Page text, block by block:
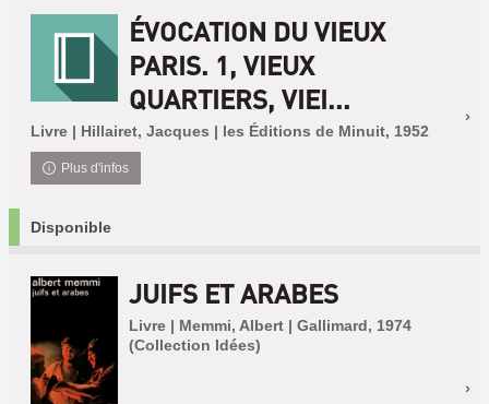
ÉVOCATION DU VIEUX
PARIS. 1, VIEUX
QUARTIERS, VIEI...
Livre | Hillairet, Jacques | les Éditions de Minuit, 1952
Plus d'infos
Disponible
JUIFS ET ARABES
Livre | Memmi, Albert | Gallimard, 1974
(Collection Idées)